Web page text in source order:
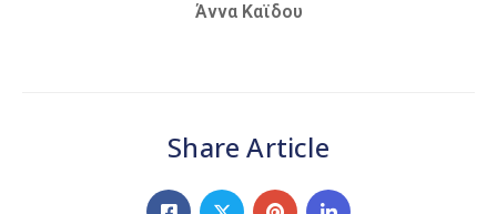
Άννα Καϊδου
Share Article